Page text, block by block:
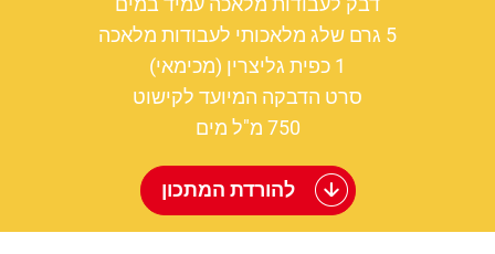
5 גרם שלג מלאכותי לעבודות מלאכה
1 כפית גליצרין (מכימאי)
סרט הדבקה המיועד לקישוט
750 מ"ל מים
להורדת המתכון